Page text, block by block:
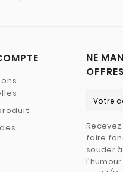
NE
faire
souder